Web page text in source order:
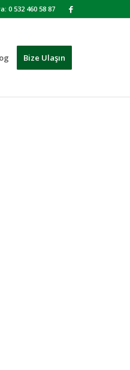
0 532 460 58 87
Bize Ulaşın